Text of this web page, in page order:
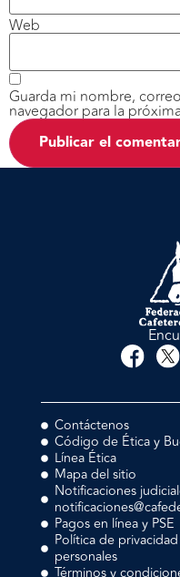
Web
Guarda mi nombre,
navegador para la
Contáctenos
Código de Ética y
Línea Ética
Mapa del sitio
Notificaciones
Pagos en línea y PSE
Política de
personales
Términos y